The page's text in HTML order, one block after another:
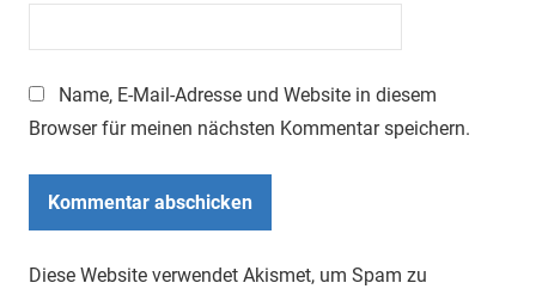
Name, E-Mail-Adresse und Website in diesem
Browser für meinen nächsten Kommentar speichern.
Diese Website verwendet Akismet, um Spam zu